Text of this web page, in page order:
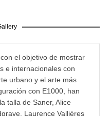
el objetivo de mostrar
e internacionales con
urbano y el arte más
con E1000, han
talla de Saner, Alice
Laurence Vallières